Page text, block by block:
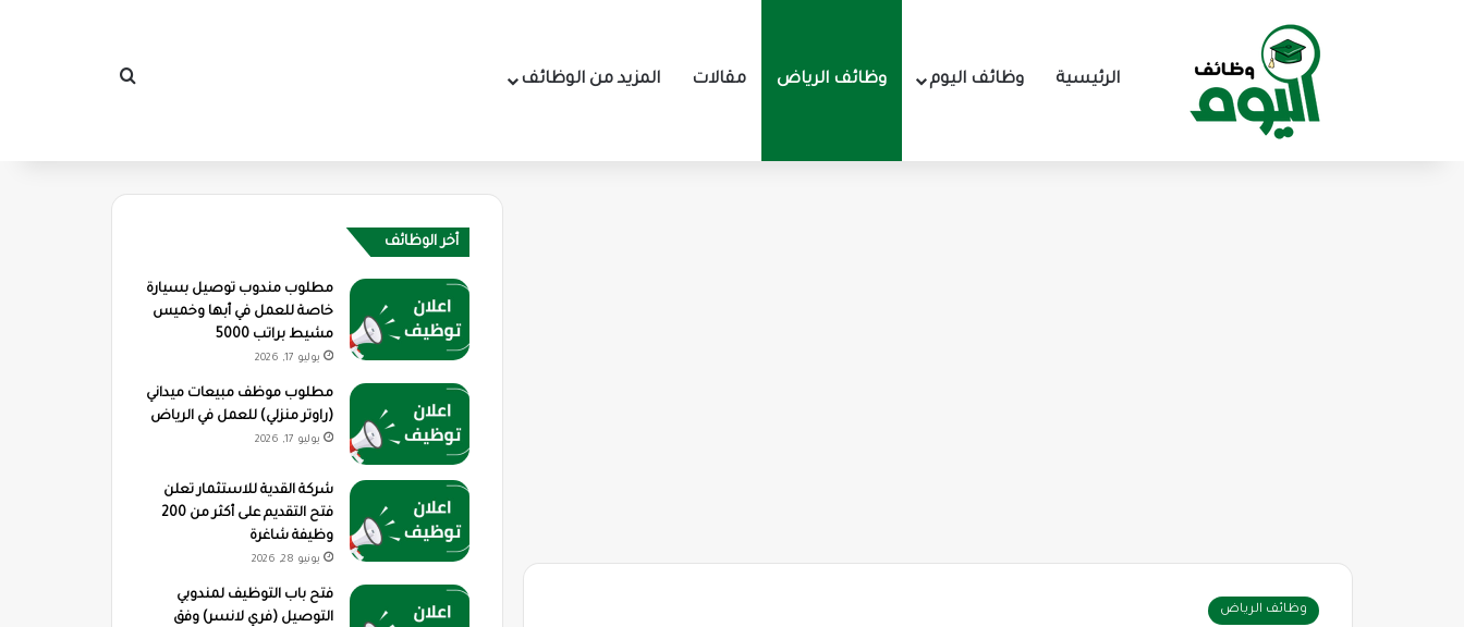
الرئيسية وظائف اليوم وظائف الرياض مقالات المزيد من الوظائف بحث عن
وظائف الرياض
أخر الوظائف
مطلوب مندوب توصيل بسيارة
خاصة للعمل في أبها وخميس
مشيط براتب 5000
يوليو 17, 2026
مطلوب موظف مبيعات ميداني
(راوتر منزلي) للعمل في الرياض
يوليو 17, 2026
شركة القدية للاستثمار تعلن
فتح التقديم على أكثر من 200
وظيفة شاغرة
يونيو 28, 2026
فتح باب التوظيف لمندوبي
التوصيل (فري لانسر) وفق